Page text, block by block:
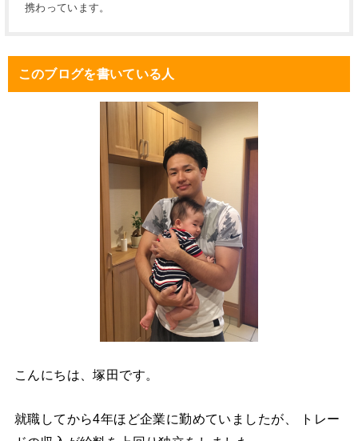
携わっています。
このブログを書いている人
こんにちは、塚田です。
就職してから4年ほど企業に勤めていましたが、 トレー